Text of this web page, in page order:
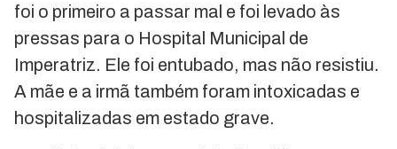
foi o primeiro a passar mal e foi levado às
pressas para o Hospital Municipal de
Imperatriz. Ele foi entubado, mas não resistiu.
A mãe e a irmã também foram intoxicadas e
hospitalizadas em estado grave.